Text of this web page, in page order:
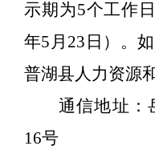
示期为5个工作
年5月 23 日）。
普湖县人力资源
通信地址：
16号